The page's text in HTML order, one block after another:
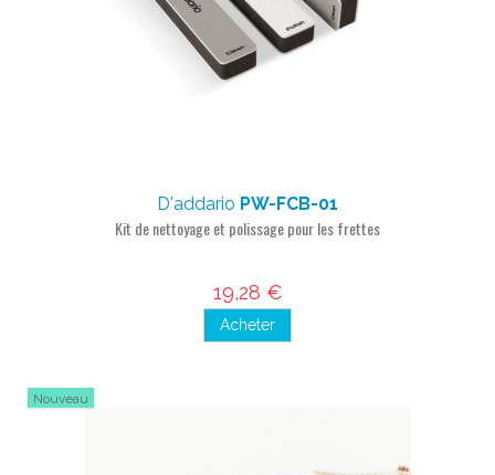
D'addario PW-FCB-01
Kit de nettoyage et polissage pour les frettes
19,28 €
Acheter
Nouveau